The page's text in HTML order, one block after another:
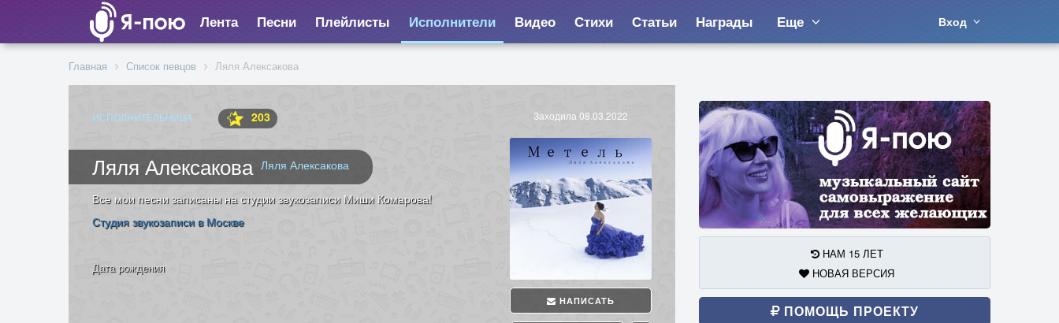
Лента Песни Плейлисты Исполнители Видео Стихи Статьи Награды Еще Вход
Главная Список певцов Ляля Алексакова
ИСПОЛНИТЕЛЬНИЦА 203
Ляля Алексакова Ляля Алексакова
Заходила 08.03.2022
НАПИСАТЬ
Все мои песни записаны на студии звукозаписи Миши Комарова!
Студия звукозаписи в Москве
Дата рождения
НАМ 15 ЛЕТ
НОВАЯ ВЕРСИЯ
ПОМОЩЬ ПРОЕКТУ